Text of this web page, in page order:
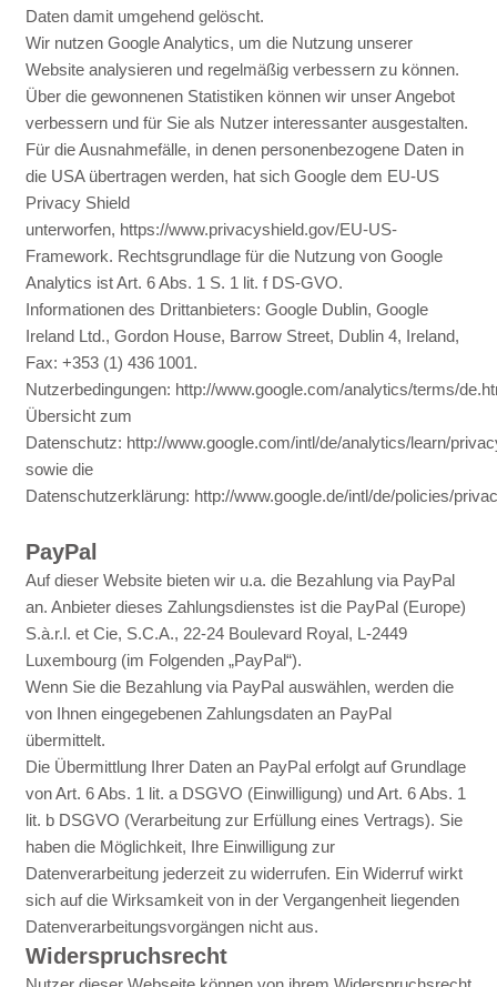
Daten damit umgehend gelöscht.
Wir nutzen Google Analytics, um die Nutzung unserer
Website analysieren und regelmäßig verbessern zu können.
Über die gewonnenen Statistiken können wir unser Angebot
verbessern und für Sie als Nutzer interessanter ausgestalten.
Für die Ausnahmefälle, in denen personenbezogene Daten in
die USA übertragen werden, hat sich Google dem EU-US
Privacy Shield
unterworfen, https://www.privacyshield.gov/EU-US-
Framework. Rechtsgrundlage für die Nutzung von Google
Analytics ist Art. 6 Abs. 1 S. 1 lit. f DS-GVO.
Informationen des Drittanbieters: Google Dublin, Google
Ireland Ltd., Gordon House, Barrow Street, Dublin 4, Ireland,
Fax: +353 (1) 436 1001.
Nutzerbedingungen: http://www.google.com/analytics/terms/
Übersicht zum
Datenschutz: http://www.google.com/intl/de/analytics/learn/
sowie die
Datenschutzerklärung: http://www.google.de/intl/de/policies/
PayPal
Auf dieser Website bieten wir u.a. die Bezahlung via PayPal
an. Anbieter dieses Zahlungsdienstes ist die PayPal (Europe)
S.à.r.l. et Cie, S.C.A., 22-24 Boulevard Royal, L-2449
Luxembourg (im Folgenden „PayPal“).
Wenn Sie die Bezahlung via PayPal auswählen, werden die
von Ihnen eingegebenen Zahlungsdaten an PayPal
übermittelt.
Die Übermittlung Ihrer Daten an PayPal erfolgt auf Grundlage
von Art. 6 Abs. 1 lit. a DSGVO (Einwilligung) und Art. 6 Abs. 1
lit. b DSGVO (Verarbeitung zur Erfüllung eines Vertrags). Sie
haben die Möglichkeit, Ihre Einwilligung zur
Datenverarbeitung jederzeit zu widerrufen. Ein Widerruf wirkt
sich auf die Wirksamkeit von in der Vergangenheit liegenden
Datenverarbeitungsvorgängen nicht aus.
Widerspruchsrecht